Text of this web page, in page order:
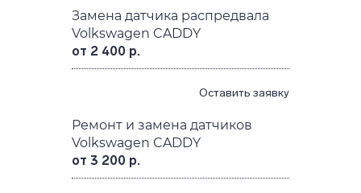
Замена датчика распредвала
Volkswagen CADDY
от 2 400 р.
Оставить заявку
Ремонт и замена датчиков
Volkswagen CADDY
от 3 200 р.